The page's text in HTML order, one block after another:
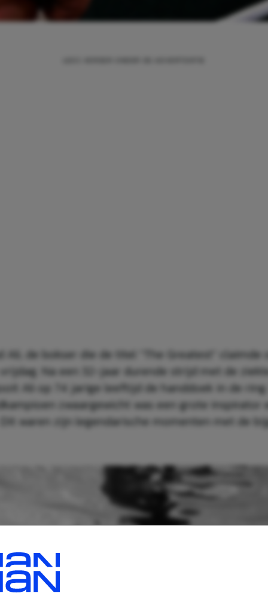
Ali, de bokser die de titel “The Greatest” claimde
Na een 32-jaar durende strijd met de
Ali op 74 jarige leeftijd de handdoek in de
zwaargewicht was een grote inspirator
waren zijn legendarische momenten met de